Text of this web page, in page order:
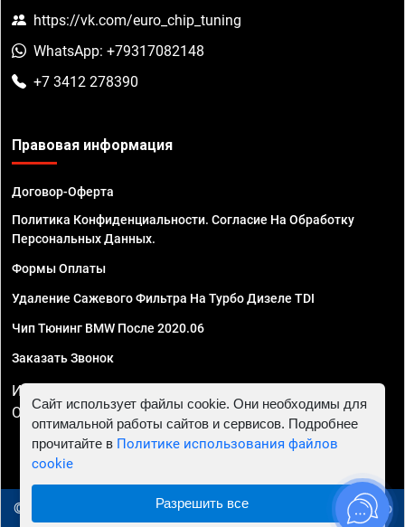
https://vk.com/euro_chip_tuning
WhatsApp: +79317082148
+7 3412 278390
Правовая информация
Договор-Оферта
Политика Конфиденциальности. Согласие На Обработку
Персональных Данных.
Формы Оплаты
Удаление Сажевого Фильтра На Турбо Дизеле TDI
Чип Тюнинг BMW После 2020.06
Заказать Звонок
ИП Смирнов Георгий Павлович. ИНН 781302555843,
ОГРНИП 324470400032610
© 2010 - 2026 Чип тюнинг в Ижевске - Автосервис "Евро
Сайт использует файлы cookie. Они необходимы для
оптимальной работы сайтов и сервисов. Подробнее
прочитайте в Политике использования файлов
cookie
Разрешить все